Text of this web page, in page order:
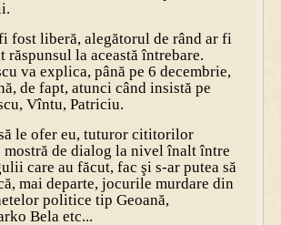
fost liberă, alegătorul de rând ar fi
răspunsul la această întrebare.
va explica, până pe 6 decembrie,
de fapt, atunci când insistă pe
Vîntu, Patriciu.
le ofer eu, tuturor cititorilor
mostră de dialog la nivel înalt între
care au făcut, fac şi s-ar putea să
mai departe, jocurile murdare din
politice tip Geoană,
Bela etc...